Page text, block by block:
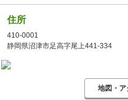
住所
410-0001
静岡県沼津市足高字尾上441-334
地図・